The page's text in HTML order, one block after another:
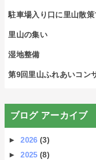
駐車場入り口に里山散
里山の集い
湿地整備
第9回里山ふれあいコン
ブログ アーカイブ
►2026(3)
►2025(8)